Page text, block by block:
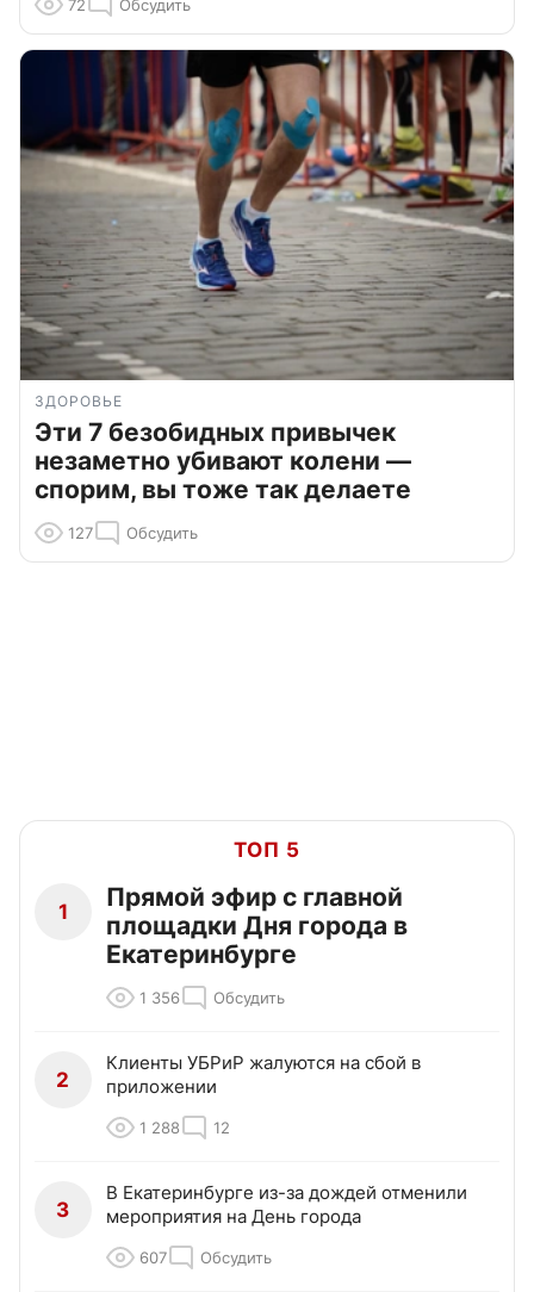
72 Обсудить
ЗДОРОВЬЕ
Эти 7 безобидных привычек
незаметно убивают колени —
спорим, вы тоже так делаете
127 Обсудить
ТОП 5
1
Прямой эфир с главной
площадки Дня города в
Екатеринбурге
1 356 Обсудить
2
Клиенты УБРиР жалуются на сбой в
приложении
1 288 12
3
В Екатеринбурге из-за дождей отменили
мероприятия на День города
607 Обсудить